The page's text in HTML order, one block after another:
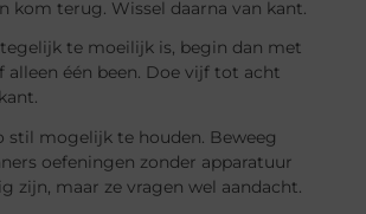
kom terug. Wissel daarna van kant.
te moeilijk is, begin dan met
alleen één been. Doe vijf tot acht
stil mogelijk te houden. Beweeg
oefeningen zonder apparatuur
zijn, maar ze vragen wel aandacht.